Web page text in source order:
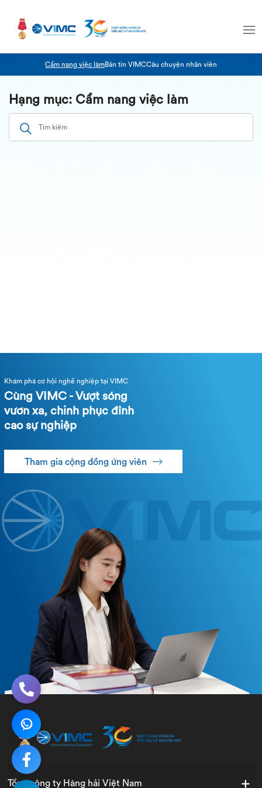
Cẩm nang việc làmBản tin VIMCCâu chuyện nhân viên
Hạng mục: Cẩm nang việc làm
Khám phá cơ hội nghề nghiệp tại VIMC
Cùng VIMC - Vượt sóng
vươn xa, chinh phục đỉnh
cao sự nghiệp
Tham gia cộng đồng ứng viên
Tổng công ty Hàng hải Việt Nam